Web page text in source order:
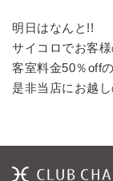
明日はなんと!!
サイコロでお客
客室料金50％off
是非当店にお越